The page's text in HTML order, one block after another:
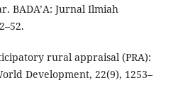
BADA’A: Jurnal Ilmiah
rural appraisal (PRA):
Development, 22(9), 1253–